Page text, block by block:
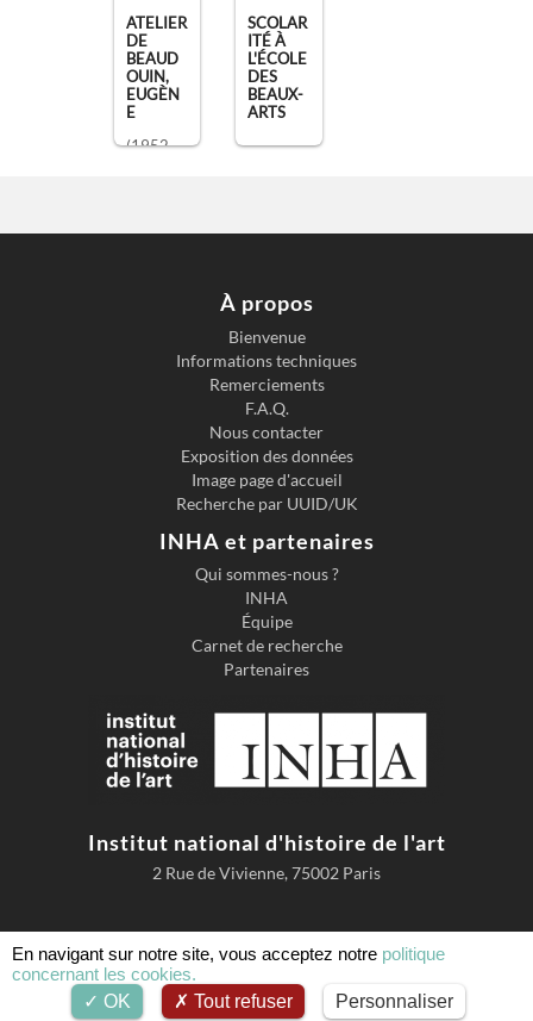
ATELIER
DE
BEAUD
OUIN,
EUGÈN
E
(1952 -
SCOLAR
ITÉ À
L'ÉCOLE
DES
BEAUX-
ARTS
À propos
Bienvenue
Informations techniques
Remerciements
F.A.Q.
Nous contacter
Exposition des données
Image page d'accueil
Recherche par UUID/UK
INHA et partenaires
Qui sommes-nous ?
INHA
Équipe
Carnet de recherche
Partenaires
Institut national d'histoire de l'art
2 Rue de Vivienne, 75002 Paris
Accessibilité
Comment citer AGORHA Cookies
En navigant sur notre site, vous acceptez notre politique
concernant les cookies.
OK
Tout refuser Personnaliser